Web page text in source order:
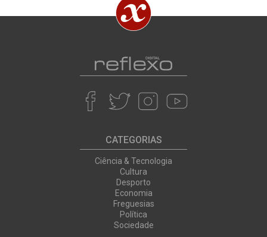
CATEGORIAS
Ciência & Tecnologia
Cultura
Desporto
Economia
Freguesias
Política
Sociedade